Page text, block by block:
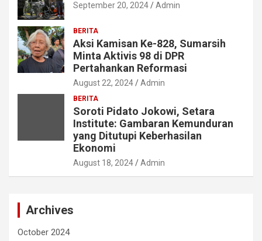
September 20, 2024 Admin
BERITA
Aksi Kamisan Ke-828, Sumarsih
Minta Aktivis 98 di DPR
Pertahankan Reformasi
August 22, 2024 Admin
BERITA
Soroti Pidato Jokowi, Setara
Institute: Gambaran Kemunduran
yang Ditutupi Keberhasilan
Ekonomi
August 18, 2024 Admin
Archives
October 2024